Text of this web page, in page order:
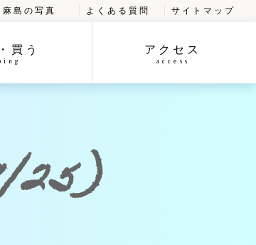
島の写真 よくある質問 サイトマップ
買う アクセス
access
25)